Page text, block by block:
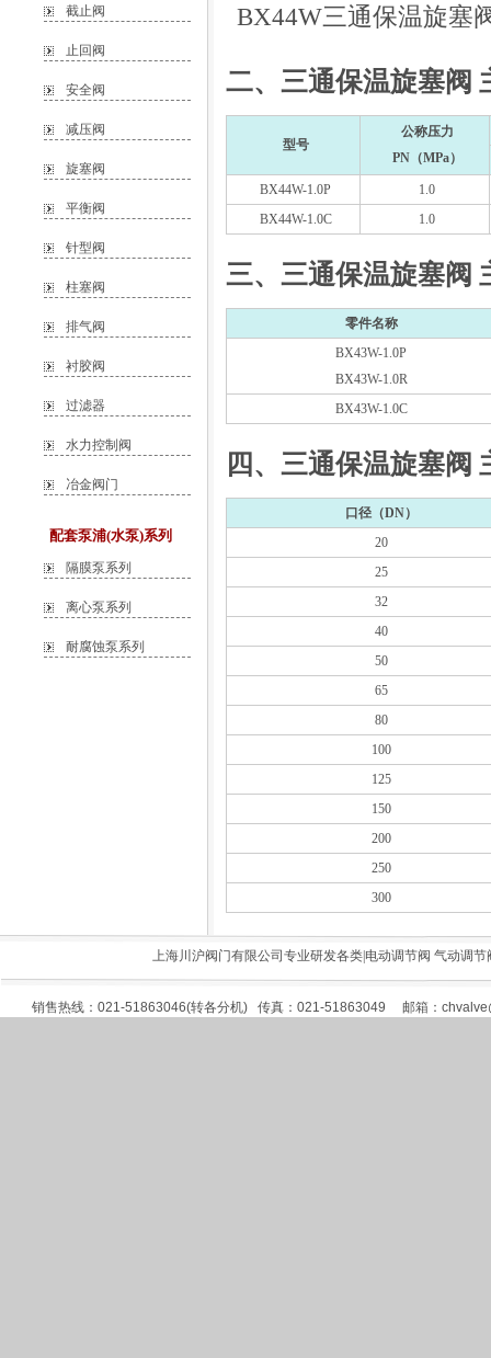
截止阀
止回阀
安全阀
减压阀
旋塞阀
平衡阀
针型阀
柱塞阀
排气阀
衬胶阀
过滤器
水力控制阀
冶金阀门
配套泵浦(水泵)系列
隔膜泵系列
离心泵系列
耐腐蚀泵系列
BX44W三通保温旋塞
二、三通保温旋塞阀
型号
公称压力
PN（MPa）
BX44W-1.0P
1.0
BX44W-1.0C
1.0
三、三通保温旋塞阀
零件名称
BX43W-1.0P
BX43W-1.0R
BX43W-1.0C
四、三通保温旋塞阀
口径（DN）
20
25
32
40
50
65
80
100
125
150
200
250
300
上海川沪阀门有限公司专业研发各类|电动调节阀 气动调节
销售热线：021-51863046(转各分机) 传真：021-51863049 邮箱：